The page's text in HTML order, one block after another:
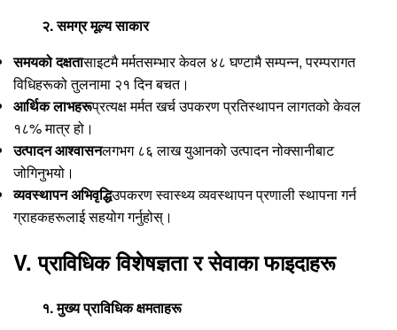
२. समग्र मूल्य साकार
समयको दक्षतासाइटमै मर्मतसम्भार केवल ४८ घण्टामै सम्पन्न, परम्परागत
विधिहरूको तुलनामा २१ दिन बचत।
आर्थिक लाभहरूप्रत्यक्ष मर्मत खर्च उपकरण प्रतिस्थापन लागतको केवल
१८% मात्र हो।
उत्पादन आश्वासनलगभग ८६ लाख युआनको उत्पादन नोक्सानीबाट
जोगिनुभयो।
व्यवस्थापन अभिवृद्धिउपकरण स्वास्थ्य व्यवस्थापन प्रणाली स्थापना गर्न
ग्राहकहरूलाई सहयोग गर्नुहोस्।
V. प्राविधिक विशेषज्ञता र सेवाका फाइदाहरू
१. मुख्य प्राविधिक क्षमताहरू